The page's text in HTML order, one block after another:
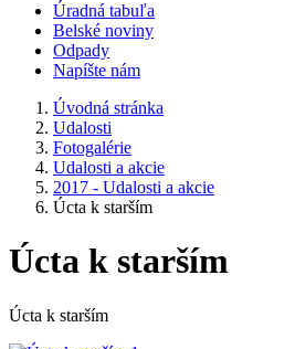
Úradná tabuľa
Belské noviny
Odpady
Napíšte nám
Úvodná stránka
Udalosti
Fotogalérie
Udalosti a akcie
2017 - Udalosti a akcie
Úcta k starším
Úcta k starším
Úcta k starším